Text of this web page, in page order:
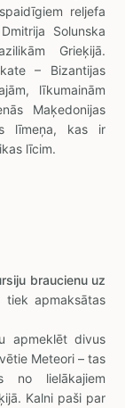
reljefa
Solunska
Grieķijā.
– Bizantijas
līkumainām
Maķedonijas
līmeņa, kas ir
līcim.
braucienu uz
apmaksātas
apmeklēt divus
Meteori – tas
no lielākajiem
Kalni paši par